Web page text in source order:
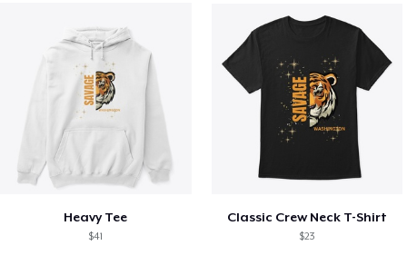
Heavy Tee
$41
Classic Crew Neck T-Shirt
$23